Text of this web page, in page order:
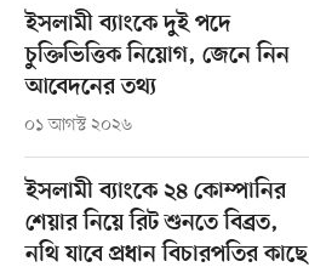
ইসলামী ব্যাংকে দুই পদে
চুক্তিভিত্তিক নিয়োগ, জেনে নিন
আবেদনের তথ্য
০১ আগস্ট ২০২৬
ইসলামী ব্যাংকে ২৪ কোম্পানির
শেয়ার নিয়ে রিট শুনতে বিব্রত,
নথি যাবে প্রধান বিচারপতির কাছে